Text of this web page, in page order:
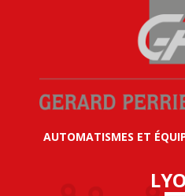
AUTOMATISMES ET